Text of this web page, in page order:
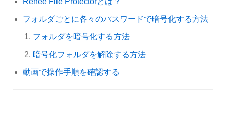
フォルダごとに各々のパスワードで暗号化する方法
フォルダを暗号化する方法
暗号化フォルダを解除する方法
動画で操作手順を確認する